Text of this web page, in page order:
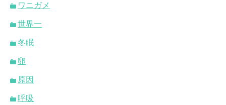
ワニガメ
世界一
冬眠
卵
原因
呼吸